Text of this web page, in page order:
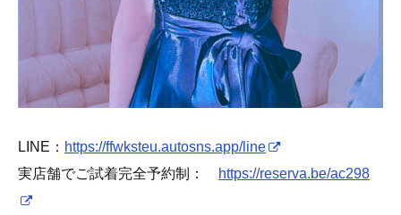
LINE： https://ffwksteu.autosns.app/line
実店舗でご試着完全予約制：
https://reserva.be/ac298